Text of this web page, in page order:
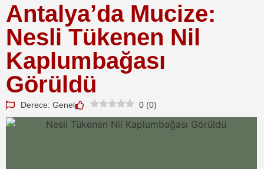
Antalya’da Mucize:
Nesli Tükenen Nil
Kaplumbağası
Görüldü
Derece: Genel 0 (0)